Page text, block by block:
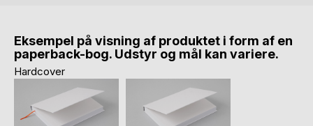
Eksempel på visning af produktet i form af en
paperback-bog. Udstyr og mål kan variere.
Hardcover